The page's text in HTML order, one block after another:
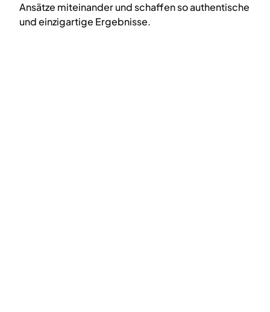
Ansätze miteinander und schaffen so authentische
und einzigartige Ergebnisse.